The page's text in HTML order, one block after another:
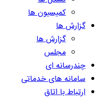
کمیسیون ها
گزارش ها
گزارش ها
مجلس
چندرسانه ای
سامانه های خدماتی
ارتباط با اتاق